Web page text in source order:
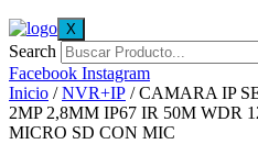
X
Search
Facebook Instagram
Inicio /NVR+IP / CAMARA IP
2MP 2,8MM IP67 IR 50M WDR
MICRO SD CON MIC